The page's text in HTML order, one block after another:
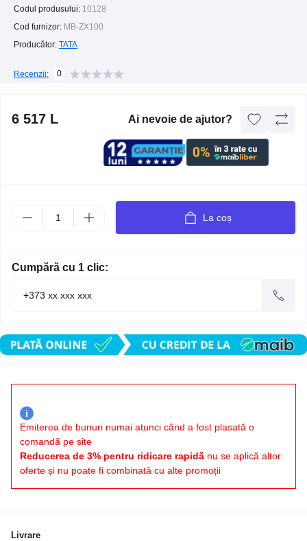
Codul produsului: 10128
Cod furnizor: MB-ZX100
Producător: TATA
Recenzii: 0
6 517 L Ai nevoie de ajutor?
La coș
Cumpără cu 1 clic:
i
Emiterea de bunuri numai atunci când a fost plasată o
comandă pe site
Reducerea de 3% pentru ridicare rapidă nu se aplică altor
oferte și nu poate fi combinată cu alte promoții
Livrare